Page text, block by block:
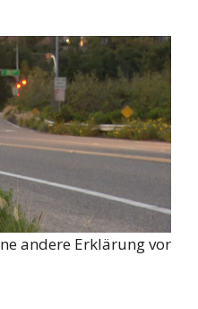
andere Erklärung vor